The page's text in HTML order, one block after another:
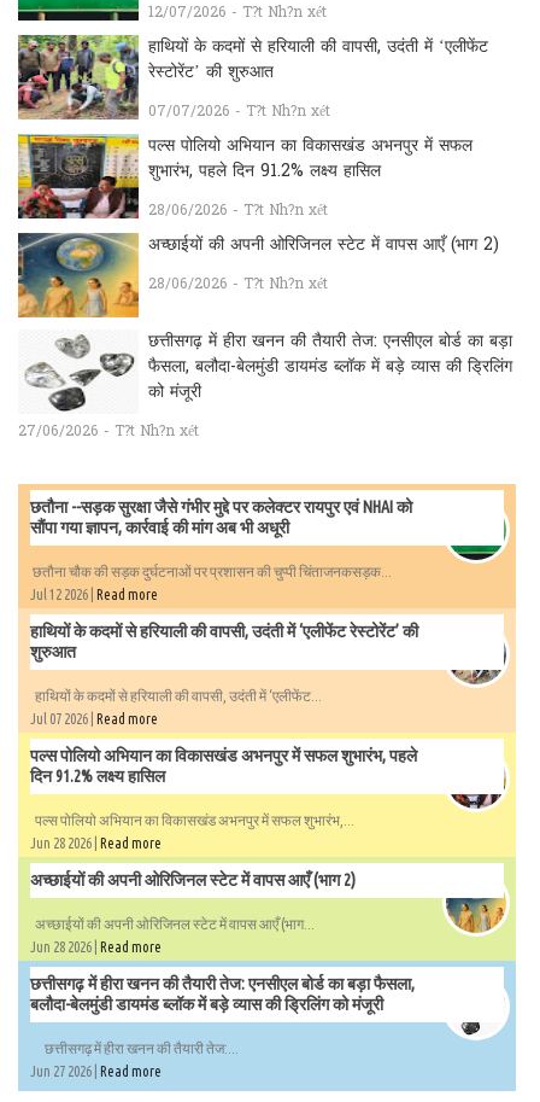
12/07/2026 - T?t Nh?n xét
हाथियों के कदमों से हरियाली की वापसी, उदंती में ‘एलीफेंट
रेस्टोरेंट’ की शुरुआत
07/07/2026 - T?t Nh?n xét
पल्स पोलियो अभियान का विकासखंड अभनपुर में सफल
शुभारंभ, पहले दिन 91.2% लक्ष्य हासिल
28/06/2026 - T?t Nh?n xét
अच्छाईयों की अपनी ओरिजिनल स्टेट में वापस आएँ (भाग 2)
28/06/2026 - T?t Nh?n xét
छत्तीसगढ़ में हीरा खनन की तैयारी तेज: एनसीएल बोर्ड का बड़ा
फैसला, बलौदा-बेलमुंडी डायमंड ब्लॉक में बड़े व्यास की ड्रिलिंग
को मंजूरी
27/06/2026 - T?t Nh?n xét
छतौना --सड़क सुरक्षा जैसे गंभीर मुद्दे पर कलेक्टर रायपुर एवं NHAI को
सौंपा गया ज्ञापन, कार्रवाई की मांग अब भी अधूरी
छतौना चौक की सड़क दुर्घटनाओं पर प्रशासन की चुप्पी चिंताजनकसड़क...
Jul 12 2026 | Read more
हाथियों के कदमों से हरियाली की वापसी, उदंती में ‘एलीफेंट रेस्टोरेंट’ की
शुरुआत
हाथियों के कदमों से हरियाली की वापसी, उदंती में ‘एलीफेंट...
Jul 07 2026 | Read more
पल्स पोलियो अभियान का विकासखंड अभनपुर में सफल शुभारंभ, पहले
दिन 91.2% लक्ष्य हासिल
पल्स पोलियो अभियान का विकासखंड अभनपुर में सफल शुभारंभ,...
Jun 28 2026 | Read more
अच्छाईयों की अपनी ओरिजिनल स्टेट में वापस आएँ (भाग 2)
अच्छाईयों की अपनी ओरिजिनल स्टेट में वापस आएँ (भाग...
Jun 28 2026 | Read more
छत्तीसगढ़ में हीरा खनन की तैयारी तेज: एनसीएल बोर्ड का बड़ा फैसला,
बलौदा-बेलमुंडी डायमंड ब्लॉक में बड़े व्यास की ड्रिलिंग को मंजूरी
छत्तीसगढ़ में हीरा खनन की तैयारी तेज:...
Jun 27 2026 | Read more